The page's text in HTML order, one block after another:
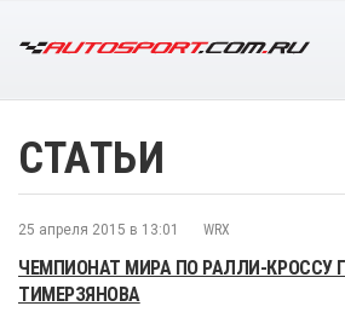
СТАТЬИ
25 апреля 2015 в 13:01 WRX
ЧЕМПИОНАТ МИРА ПО РАЛЛИ-КРОССУ
ТИМЕРЗЯНОВА